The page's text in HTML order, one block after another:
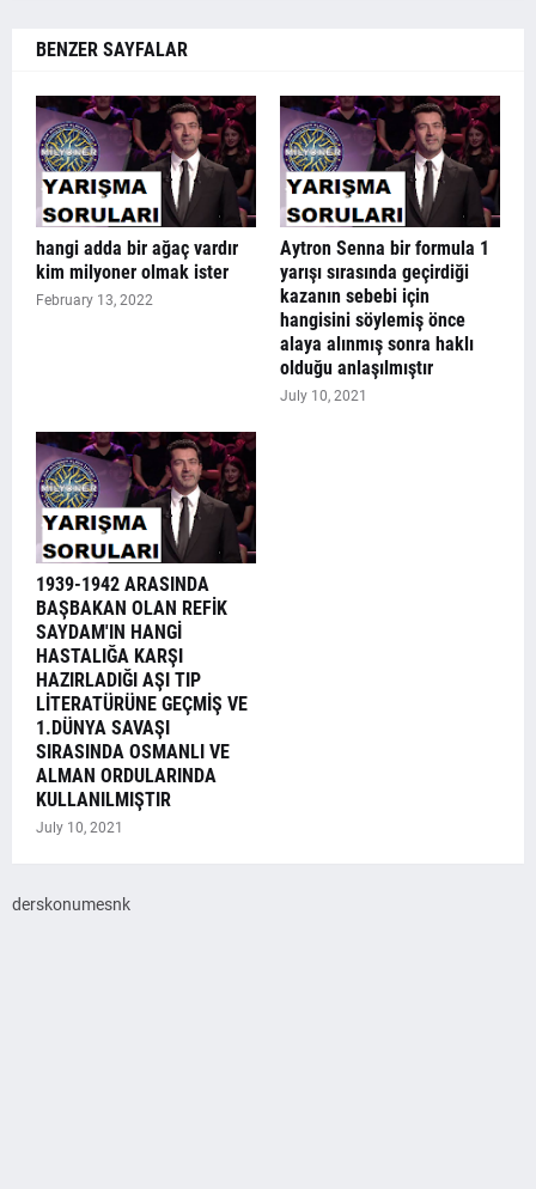
BENZER SAYFALAR
hangi adda bir ağaç vardır
kim milyoner olmak ister
February 13, 2022
Aytron Senna bir formula 1
yarışı sırasında geçirdiği
kazanın sebebi için
hangisini söylemiş önce
alaya alınmış sonra haklı
olduğu anlaşılmıştır
July 10, 2021
1939-1942 ARASINDA
BAŞBAKAN OLAN REFİK
SAYDAM'IN HANGİ
HASTALIĞA KARŞI
HAZIRLADIĞI AŞI TIP
LİTERATÜRÜNE GEÇMİŞ VE
1.DÜNYA SAVAŞI
SIRASINDA OSMANLI VE
ALMAN ORDULARINDA
KULLANILMIŞTIR
July 10, 2021
derskonumesnk